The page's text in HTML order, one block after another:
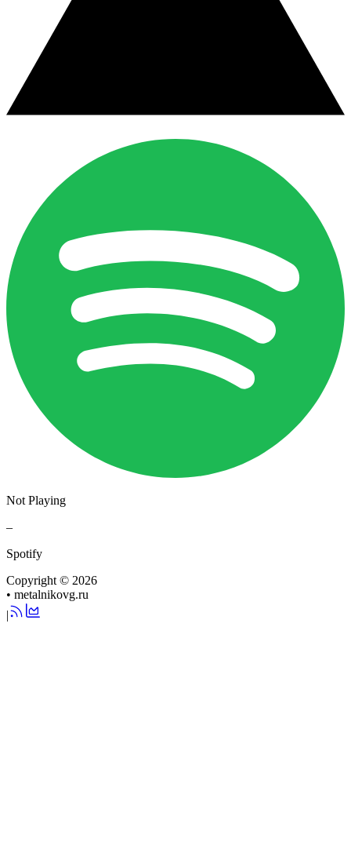
Not Playing
–
Spotify
Copyright © 2026
• metalnikovg.ru
|